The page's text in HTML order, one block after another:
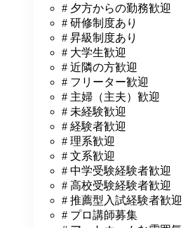
# 夕方からの勤務歓迎
# 研修制度あり
# 昇級制度あり
# 大学生歓迎
# 近隣の方歓迎
# フリーター歓迎
# 主婦（主夫）歓迎
# 未経験歓迎
# 経験者歓迎
# 理系歓迎
# 文系歓迎
# 中学受験経験者歓迎
# 高校受験経験者歓迎
# 推薦型入試経験者歓迎
# プロ講師募集